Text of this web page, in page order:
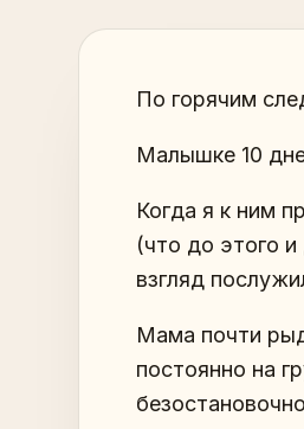
По горячим
Малышке 10
Когда я к ним
(что до этого
взгляд
Мама почти
постоянно на